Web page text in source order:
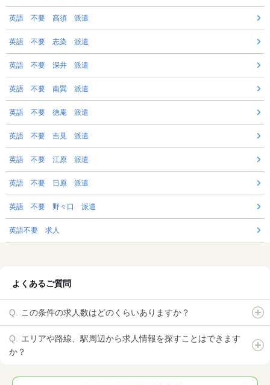
英語 不要 高須 派遣
英語 不要 志染 派遣
英語 不要 深井 派遣
英語 不要 南巽 派遣
英語 不要 徳庵 派遣
英語 不要 吉見 派遣
英語 不要 江原 派遣
英語 不要 日原 派遣
英語 不要 野々口 派遣
英語不要 求人
よくあるご質問
この条件の求人数はどのくらいありますか？
エリアや路線、駅周辺から求人情報を探すことはできます
か？